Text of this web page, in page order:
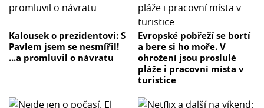
Kalousek o prezidentovi: S
Pavlem jsem se nesmířil!
...a promluvil o návratu
Evropské pobřeží se bortí
a bere si ho moře. V
ohrožení jsou proslulé
pláže i pracovní místa v
turistice